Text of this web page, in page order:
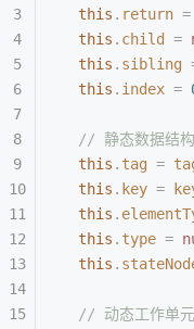
this . return =
this . child =
this . sibling
this . index =
// 静态数据结构
this . tag =
this . key =
this .
this . type =
this .
// 动态工作单元